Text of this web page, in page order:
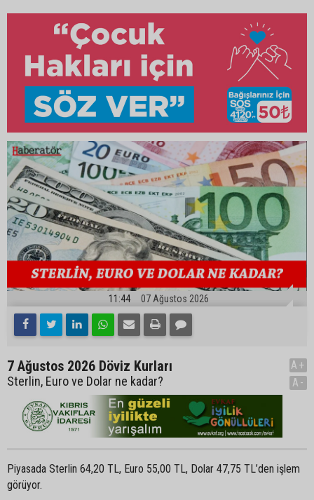
11:44 07 Ağustos 2026
7 Ağustos 2026 Döviz Kurları
Sterlin, Euro ve Dolar ne kadar?
A+
A-
Piyasada Sterlin 64,20 TL, Euro 55,00 TL, Dolar 47,75 TL’den işlem
görüyor.